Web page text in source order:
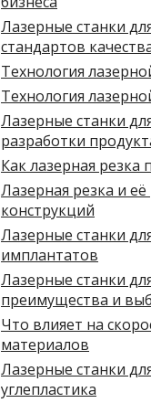
Лазерные станки
стандартов
Технология
Технология
Лазерные станки
разработки
Как лазерная резка
Лазерная резка и
конструкций
Лазерные станки
имплантатов
Лазерные станки
преимущества и
Что влияет на
материалов
Лазерные станки
углепластика